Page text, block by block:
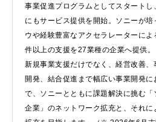
事業促進プログラムとしてスタート
にもサービス提供を開始。ソニーが
ウや経験豊富なアクセラレーターに
件以上の支援を27業種の企業へ提供。
新規事業支援だけでなく、経営改善
開発、結合促進まで幅広い事業開発に
で、ソニーとともに課題解決に挑む
企業」のネットワーク拡充と、それ